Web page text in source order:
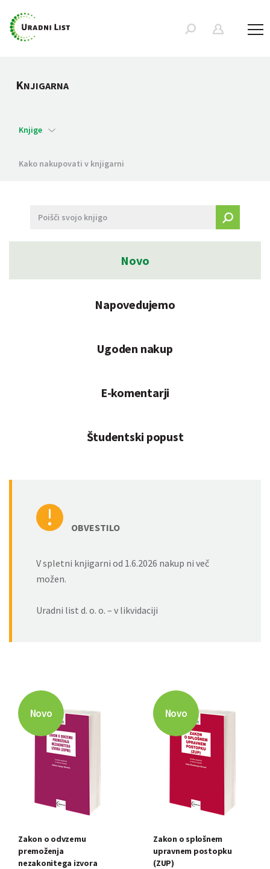
KNJIGARNA
Knjige
Kako nakupovati v knjigarni
Novo
Napovedujemo
Ugoden nakup
E-komentarji
Študentski popust
OBVESTILO
V spletni knjigarni od 1.6.2026 nakup ni več
možen.
Uradni list d. o. o. – v likvidaciji
Novo
Zakon o odvzemu
premoženja
nezakonitega izvora
Novo
Zakon o splošnem
upravnem postopku
(ZUP)